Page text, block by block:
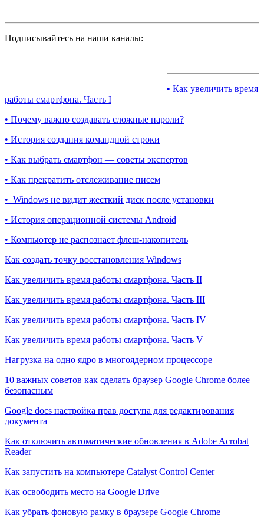
Подписывайтесь на наши каналы:
• Как увеличить время
работы смартфона. Часть I
• Почему важно создавать сложные пароли?
• История создания командной строки
• Как выбрать смартфон — советы экспертов
• Как прекратить отслеживание писем
• Windows не видит жесткий диск после установки
• История операционной системы Android
• Компьютер не распознает флеш-накопитель
Как создать точку восстановления Windows
Как увеличить время работы смартфона. Часть II
Как увеличить время работы смартфона. Часть III
Как увеличить время работы смартфона. Часть IV
Как увеличить время работы смартфона. Часть V
Нагрузка на одно ядро в многоядерном процессоре
10 важных советов как сделать браузер Google Chrome более
безопасным
Google docs настройка прав доступа для редактирования
документа
Как отключить автоматические обновления в Adobe Acrobat
Reader
Как запустить на компьютере Catalyst Control Center
Как освободить место на Google Drive
Как убрать фоновую рамку в браузере Google Chrome